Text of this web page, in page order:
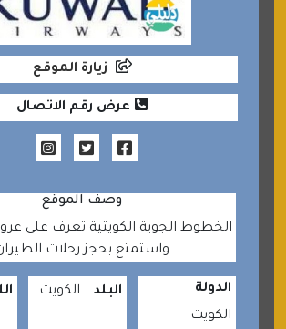
زيارة الموقع
عرض رقم الاتصال
وصف الموقع
الخطوط الجوية الكويتية تعرف على
واستمتع بحجز رحلات
الدولة
الكويت
البلد الكويت